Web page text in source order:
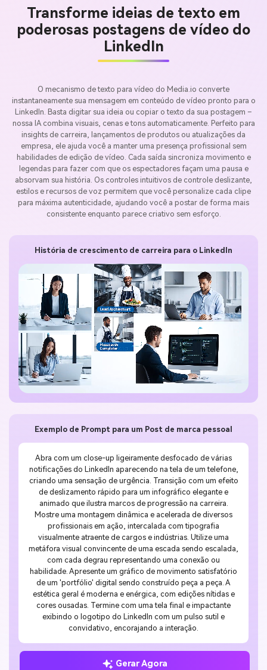
Transforme ideias de texto em
poderosas postagens de vídeo do
LinkedIn
O mecanismo de texto para vídeo do Media.io converte
instantaneamente sua mensagem em conteúdo de vídeo pronto para o
LinkedIn. Basta digitar sua ideia ou copiar o texto da sua postagem –
nossa IA combina visuais, cenas e tons automaticamente. Perfeito para
insights de carreira, lançamentos de produtos ou atualizações da
empresa, ele ajuda você a manter uma presença profissional sem
habilidades de edição de vídeo. Cada saída sincroniza movimento e
legendas para fazer com que os espectadores façam uma pausa e
absorvam sua história. Os controles intuitivos de controle deslizante,
estilos e recursos de voz permitem que você personalize cada clipe
para máxima autenticidade, ajudando você a postar de forma mais
consistente enquanto parece criativo sem esforço.
Exemplo de Prompt para um Post de marca pessoal
Abra com um close-up ligeiramente desfocado de várias
notificações do LinkedIn aparecendo na tela de um telefone,
criando uma sensação de urgência. Transição com um efeito
de deslizamento rápido para um infográfico elegante e
animado que ilustra marcos de progressão na carreira.
Mostre uma montagem dinâmica e acelerada de diversos
profissionais em ação, intercalada com tipografia
visualmente atraente de cargos e indústrias. Utilize uma
metáfora visual convincente de uma escada sendo escalada,
com cada degrau representando uma conexão ou
habilidade. Apresente um gráfico de movimento satisfatório
de um 'portfólio' digital sendo construído peça a peça. A
estética geral é moderna e enérgica, com edições nítidas e
cores ousadas. Termine com uma tela final e impactante
exibindo o logotipo do LinkedIn com um pulso sutil e
convidativo, encorajando a interação.
Gerar Agora
História de crescimento de carreira para o LinkedIn